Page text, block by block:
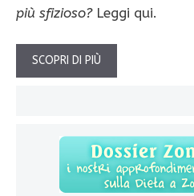
più sfizioso?Leggi qui.
SCOPRI DI PIÙ